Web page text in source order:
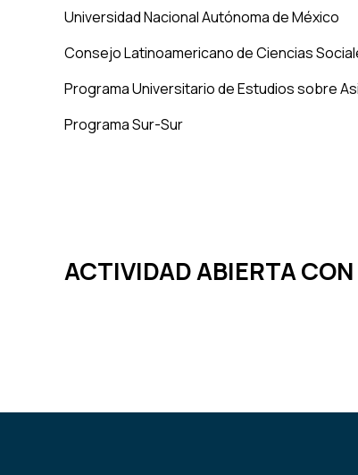
Universidad Nacional Autónoma de México
Consejo Latinoamericano de Ciencias
Programa Universitario de Estudios sobre
Programa Sur-Sur
ACTIVIDAD ABIERTA